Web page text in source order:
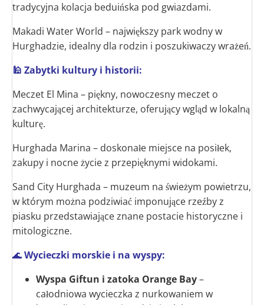
tradycyjna kolacja beduińska pod gwiazdami.
Makadi Water World – największy park wodny w
Hurghadzie, idealny dla rodzin i poszukiwaczy wrażeń.
🕌 Zabytki kultury i historii:
Meczet El Mina – piękny, nowoczesny meczet o
zachwycającej architekturze, oferujący wgląd w lokalną
kulturę.
Hurghada Marina – doskonałe miejsce na posiłek,
zakupy i nocne życie z przepięknymi widokami.
Sand City Hurghada – muzeum na świeżym powietrzu,
w którym można podziwiać imponujące rzeźby z
piasku przedstawiające znane postacie historyczne i
mitologiczne.
🌊Wycieczki morskie i na wyspy:
Wyspa Giftun i zatoka Orange Bay–
całodniowa wycieczka z nurkowaniem w